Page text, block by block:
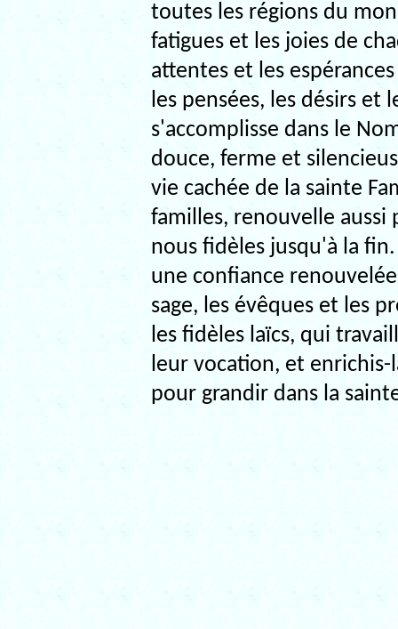
toutes les régions du
fatigues et les joies de
attentes et les
les pensées, les désirs
s'accomplisse dans le
douce, ferme et
vie cachée de la sainte
familles, renouvelle
nous fidèles jusqu'à la
une confiance
sage, les évêques et les
les fidèles laïcs, qui
leur vocation, et enrichis-
pour grandir dans la